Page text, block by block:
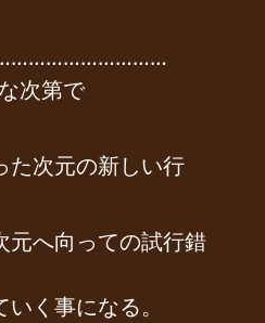
次第で
た次元の新しい行
元へ向っての試行錯
く事になる。